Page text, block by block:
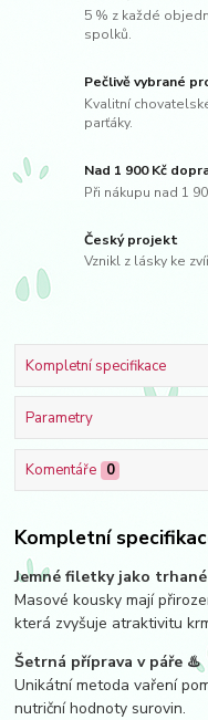
5 % z každé
spolků.
Pečlivě vybrané
Kvalitní
parťáky.
Nad 1 900 Kč
Při nákupu nad 1
Český projekt
Vznikl z lásky ke
Kompletní specifikace
Parametry
Komentáře 0
Kompletní
Jemné filetky jako
Masové kousky mají
která zvyšuje atraktivitu
Šetrná příprava v páře ♨️
Unikátní metoda vaření
nutriční hodnoty surovin.